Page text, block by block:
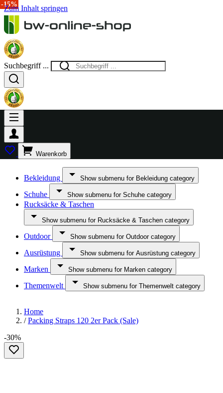
Zum Inhalt springen
Suchbegriff ...
Warenkorb
Bekleidung Show submenu for Bekleidung category
Schuhe Show submenu for Schuhe category
Rucksäcke & Taschen
Show submenu for Rucksäcke & Taschen category
Outdoor Show submenu for Outdoor category
Ausrüstung Show submenu for Ausrüstung category
Marken Show submenu for Marken category
Themenwelt Show submenu for Themenwelt category
Home
/ Packing Straps 120 2er Pack (Sale)
-30%
-40%
-17%
-15%